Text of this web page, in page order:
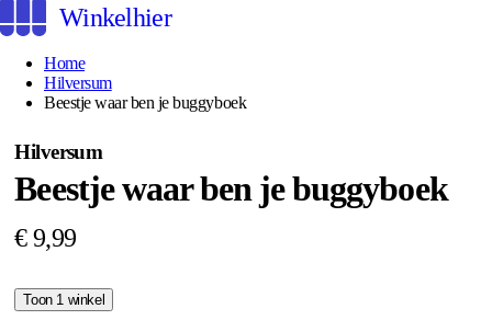
Winkelhier
Home
Hilversum
Beestje waar ben je buggyboek
Hilversum
Beestje waar ben je buggyboek
€ 9,99
Toon 1 winkel